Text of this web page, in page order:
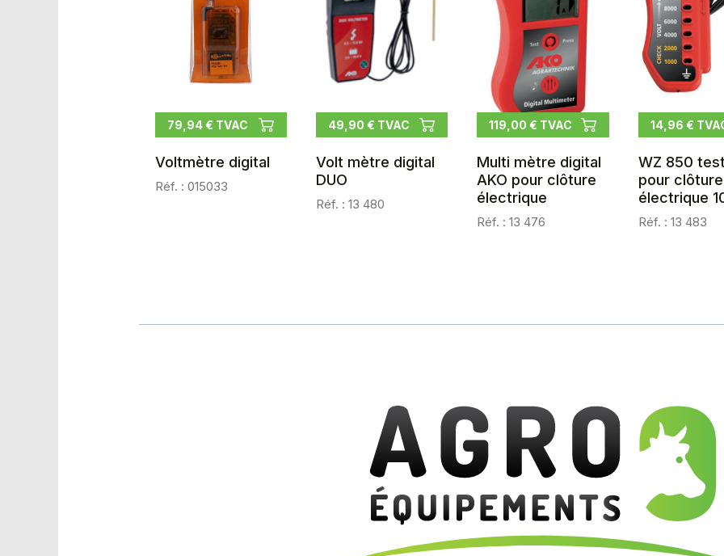
79,94 € TVAC
Voltmètre digital
Réf. : 015033
49,90 € TVAC
Volt mètre digital
DUO
Réf. : 13 480
119,00 € TVAC
Multi mètre digital
AKO pour clôture
électrique
Réf. : 13 476
14,96 €
WZ 850
pour clôture
électrique
Réf. : 13 483